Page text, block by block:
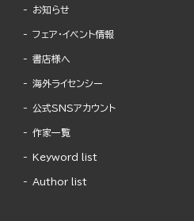
お知らせ
フェア・イベント情報
書店様へ
海外ライセンシー
公式SNSアカウント
作家一覧
Keyword list
Author list